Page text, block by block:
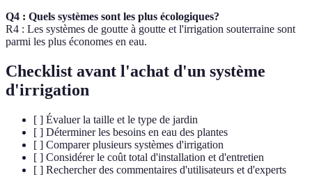
Q4 : Quels systèmes sont les plus écologiques?
R4 : Les systèmes de goutte à goutte et l'irrigation souterraine sont
parmi les plus économes en eau.
Checklist avant l'achat d'un système
d'irrigation
[ ] Évaluer la taille et le type de jardin
[ ] Déterminer les besoins en eau des plantes
[ ] Comparer plusieurs systèmes d'irrigation
[ ] Considérer le coût total d'installation et d'entretien
[ ] Rechercher des commentaires d'utilisateurs et d'experts